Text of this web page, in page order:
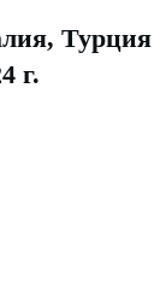
Турция
г.